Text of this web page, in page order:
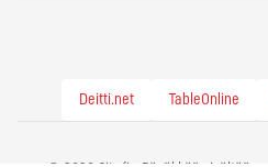
Deitti.net TableOnline